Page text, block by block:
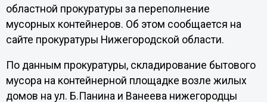
областной прокуратуры за переполнение
мусорных контейнеров. Об этом сообщается на
сайте прокуратуры Нижегородской области.
По данным прокуратуры, складирование бытового
мусора на контейнерной площадке возле жилых
домов на ул. Б.Панина и Ванеева нижегородцы